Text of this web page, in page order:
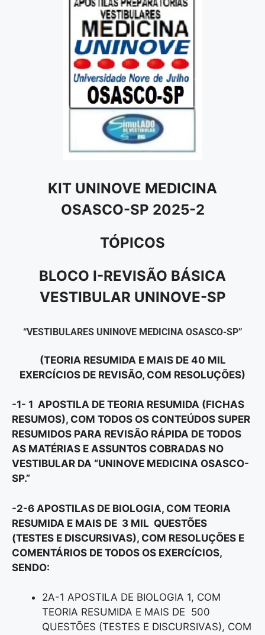
KIT UNINOVE MEDICINA
OSASCO-SP 2025-2
TÓPICOS
BLOCO I-REVISÃO BÁSICA
VESTIBULAR UNINOVE-SP
“VESTIBULARES UNINOVE MEDICINA OSASCO-SP”
(TEORIA RESUMIDA E MAIS DE 40 MIL
EXERCÍCIOS DE REVISÃO, COM RESOLUÇÕES)
-1- 1 APOSTILA DE TEORIA RESUMIDA (FICHAS
RESUMOS), COM TODOS OS CONTEÚDOS SUPER
RESUMIDOS PARA REVISÃO RÁPIDA DE TODOS
AS MATÉRIAS E ASSUNTOS COBRADAS NO
VESTIBULAR DA “UNINOVE MEDICINA OSASCO-
SP.”
-2-6 APOSTILAS DE BIOLOGIA, COM TEORIA
RESUMIDA E MAIS DE 3 MIL QUESTÕES
(TESTES E DISCURSIVAS), COM RESOLUÇÕES E
COMENTÁRIOS DE TODOS OS EXERCÍCIOS,
SENDO:
2A-1 APOSTILA DE BIOLOGIA 1, COM
TEORIA RESUMIDA E MAIS DE 500
QUESTÕES (TESTES E DISCURSIVAS), COM